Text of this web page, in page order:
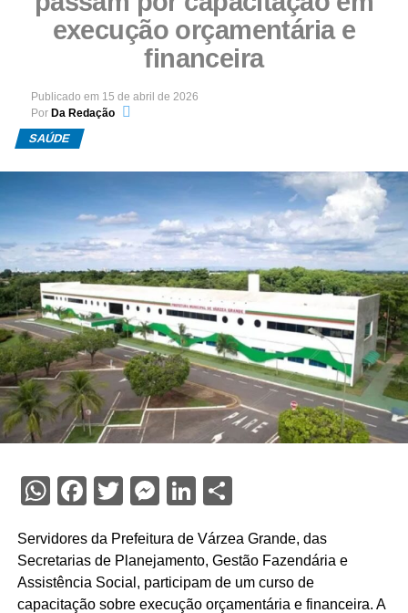
execução orçamentária e
financeira
Publicado em 15 de abril de 2026
Por Da Redação
SAÚDE
WhatsApp
Facebook
TwitterMessenger
LinkedIn
Servidores da Prefeitura de Várzea Grande, das
Secretarias de Planejamento, Gestão Fazendária e
Assistência Social, participam de um curso de
capacitação sobre execução orçamentária e financeira. A